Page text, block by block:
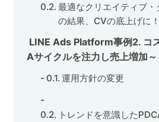
最適なクリエイティブ
の結果、CVの底上げに！
LINE Ads Platform事例2. コ
Aサイクルを注力し売上増加～
運用方針の変更
トレンドを意識した